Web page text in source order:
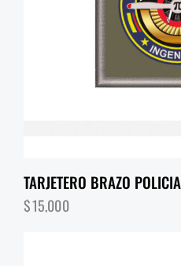
TARJETERO BRAZO
$15,000